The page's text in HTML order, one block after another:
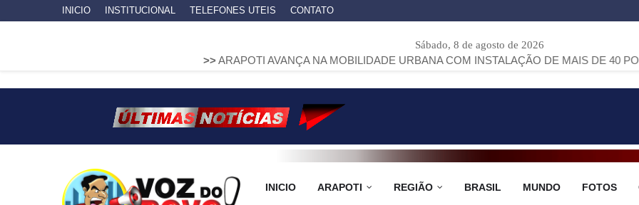
INICIO INSTITUCIONAL TELEFONES UTEIS CONTATO
Sábado, 8 de agosto de 2026
ARAPOTI AVANÇA NA MOBILIDADE URBANA COM INSTALAÇÃO DE MAIS DE 40 PONTOS DE
INICIO ARAPOTI REGIÃO BRASIL MUNDO FOTOS